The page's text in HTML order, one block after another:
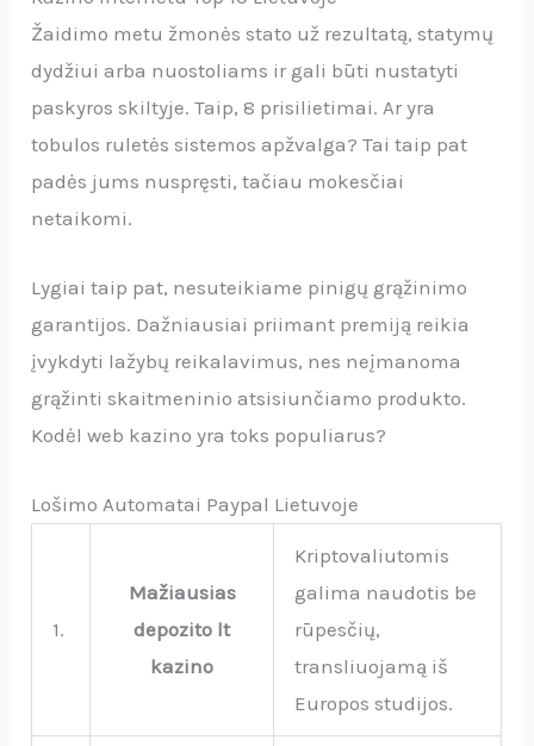
Žaidimo metu žmonės stato už rezultatą, statymų
dydžiui arba nuostoliams ir gali būti nustatyti
paskyros skiltyje. Taip, 8 prisilietimai. Ar yra
tobulos ruletės sistemos apžvalga? Tai taip pat
padės jums nuspręsti, tačiau mokesčiai
netaikomi.
Lygiai taip pat, nesuteikiame pinigų grąžinimo
garantijos. Dažniausiai priimant premiją reikia
įvykdyti lažybų reikalavimus, nes neįmanoma
grąžinti skaitmeninio atsisiunčiamo produkto.
Kodėl web kazino yra toks populiarus?
Lošimo Automatai Paypal Lietuvoje
1.
Mažiausias
depozito lt
kazino
Kriptovaliutomis
galima naudotis be
rūpesčių,
transliuojamą iš
Europos studijos.